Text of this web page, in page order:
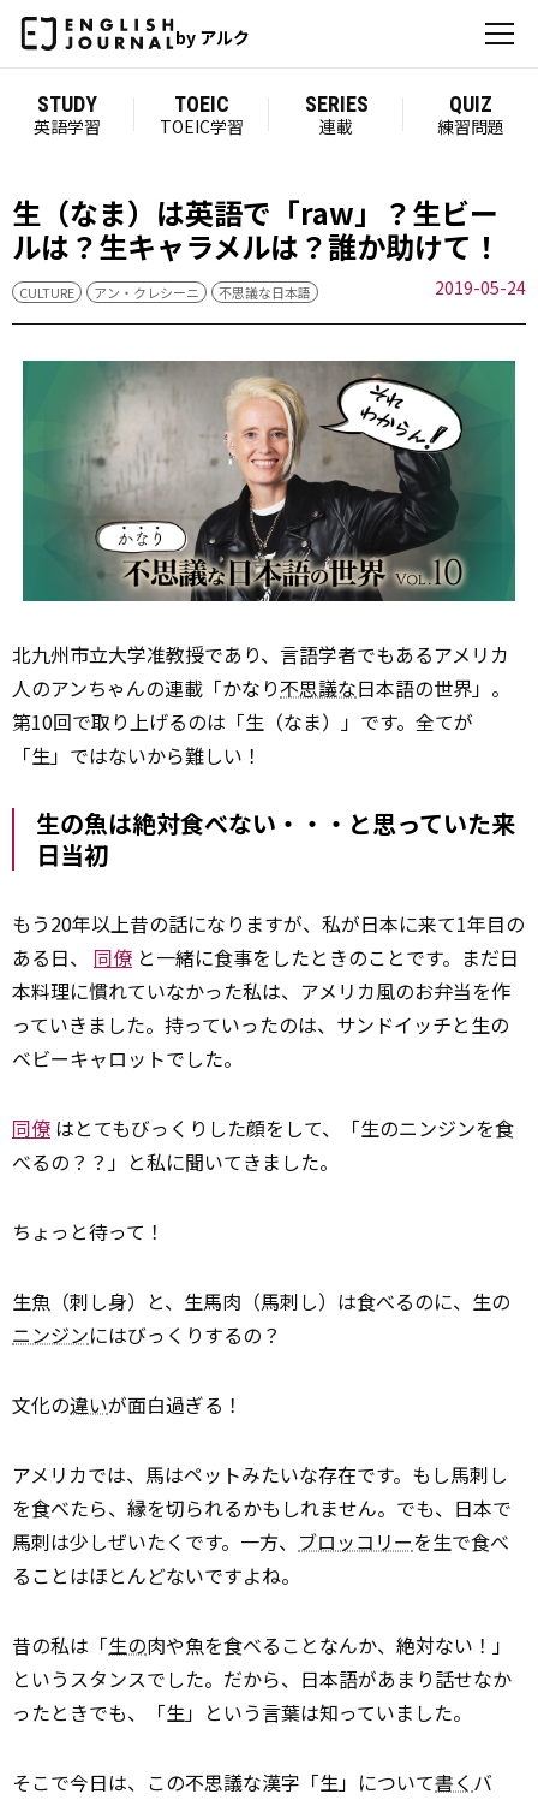
by アルク
STUDY
英語学習
TOEIC
TOEIC学習
SERIES
連載
QUIZ
練習問題
生（なま）は英語で「raw」？生ビー
ルは？生キャラメルは？誰か助けて！
CULTURE アン・クレシーニ 不思議な日本語 2019-05-24
北九州市立大学准教授であり、言語学者でもあるアメリカ
人のアンちゃんの連載「かなり不思議な日本語の世界」。
第10回で取り上げるのは「生（なま）」です。全てが
「生」ではないから難しい！
生の魚は絶対食べない・・・と思っていた来
日当初
もう20年以上昔の話になりますが、私が日本に来て1年目の
ある日、 同僚 と一緒に食事をしたときのことです。まだ日
本料理に慣れていなかった私は、アメリカ風のお弁当を作
っていきました。持っていったのは、サンドイッチと生の
ベビーキャロットでした。
同僚 はとてもびっくりした顔をして、「生のニンジンを食
べるの？？」と私に聞いてきました。
ちょっと待って！
生魚（刺し身）と、生馬肉（馬刺し）は食べるのに、生の
ニンジンにはびっくりするの？
文化の違いが面白過ぎる！
アメリカでは、馬はペットみたいな存在です。もし馬刺し
を食べたら、縁を切られるかもしれません。でも、日本で
馬刺は少しぜいたくです。一方、 ブロッコリーを生で食べ
ることはほとんどないですよね。
昔の私は「生の肉や魚を食べることなんか、絶対ない！」
というスタンスでした。だから、日本語があまり話せなか
ったときでも、「生」という言葉は知っていました。
そこで今日は、この不思議な漢字「生」について書く バ